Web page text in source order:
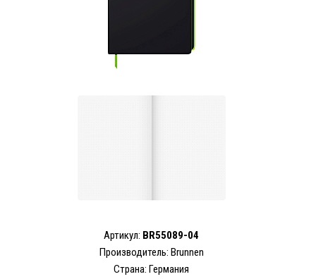
Артикул: BR55089-04
Производитель: Brunnen
Страна: Германия